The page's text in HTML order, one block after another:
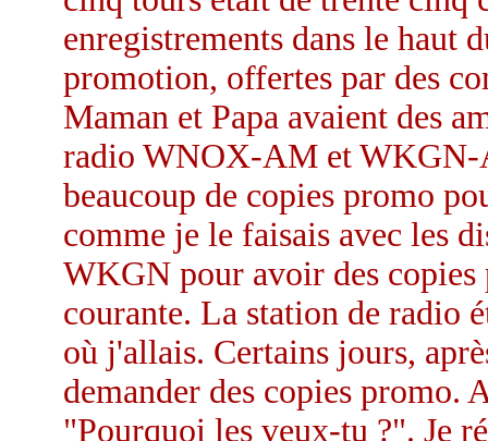
enregistrements dans le haut
promotion, offertes par des
Maman et Papa avaient des
radio WNOX-AM et WKGN-
beaucoup de copies promo
comme je le faisais avec les
WKGN pour avoir des
courante. La station de radio
où j'allais. Certains jours,
demander des copies promo.
"Pourquoi les veux-tu ?". Je